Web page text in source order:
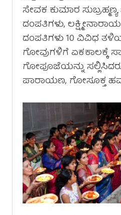
ಸೇವಕ ಕುಮಾರ
ದಂಪತಿಗಳು,
ದಂಪತಿಗಳು 10 ವಿವಿಧ
ಗೋವುಗಳಿಗೆ ಏಕಕಾಲಕ್ಕೆ
ಗೋಪೂಜೆಯನ್ನು
ಪಾರಾಯಣ, ಗೋಸೂಕ್ತ